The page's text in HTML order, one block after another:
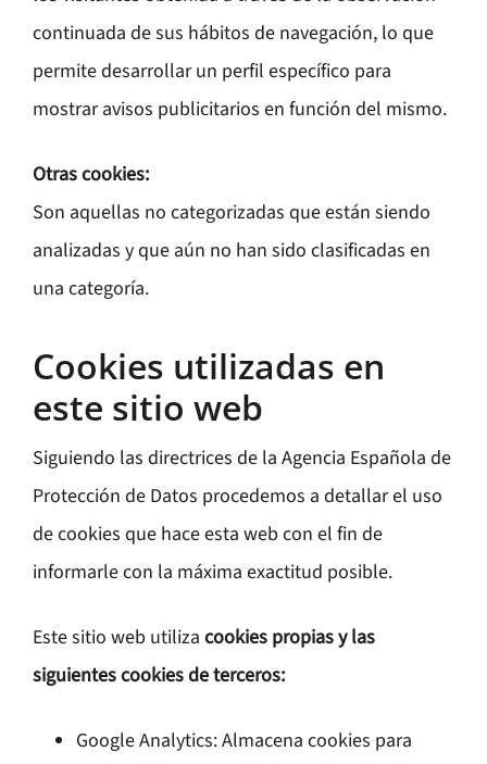
continuada de sus hábitos de navegación, lo que
permite desarrollar un perfil específico para
mostrar avisos publicitarios en función del mismo.
Otras cookies:
Son aquellas no categorizadas que están siendo
analizadas y que aún no han sido clasificadas en
una categoría.
Cookies utilizadas en
este sitio web
Siguiendo las directrices de la Agencia Española de
Protección de Datos procedemos a detallar el uso
de cookies que hace esta web con el fin de
informarle con la máxima exactitud posible.
Este sitio web utiliza cookies propias y las
siguientes cookies de terceros:
Google Analytics: Almacena cookies para